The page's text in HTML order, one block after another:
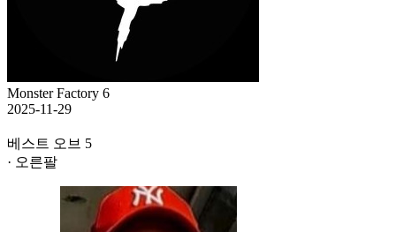
Monster Factory 6
2025-11-29
베스트 오브 5
· 오른팔